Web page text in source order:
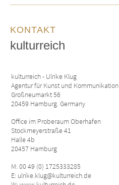
KONTAKT
kulturreich
kulturreich - Ulrike Klug
Agentur für Kunst und Kommunikation
Großneumarkt 56
20459 Hamburg. Germany
Office im Proberaum Oberhafen
Stockmeyerstraße 41
Halle 4b
20457 Hamburg
M: 00 49 (0) 1725333285
E: ulrike.klug@kulturreich.de